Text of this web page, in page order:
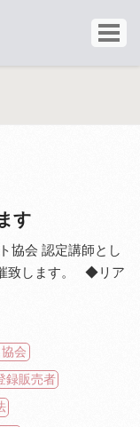
す
協会 認定講師とし
致します。 ◆リア
会
録販売者